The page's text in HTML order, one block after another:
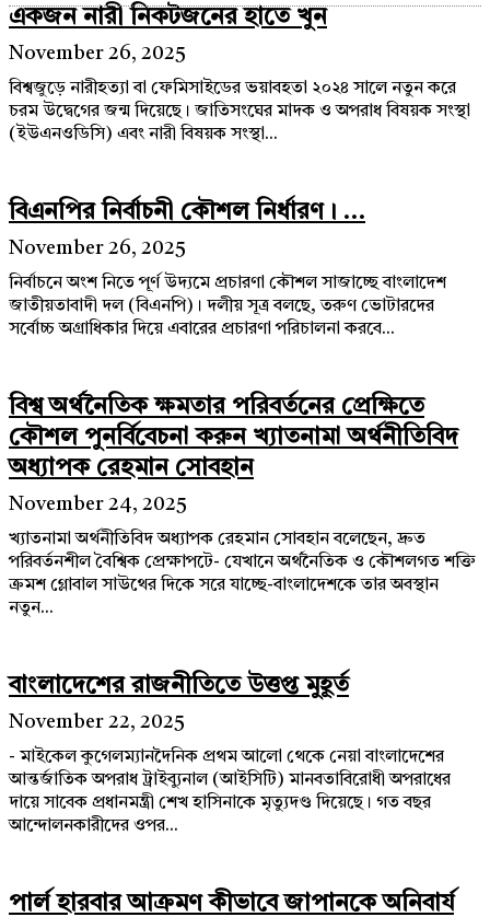
একজন নারী নিকটজনের হাতে খুন
November 26, 2025
বিশ্বজুড়ে নারীহত্যা বা ফেমিসাইডের ভয়াবহতা ২০২৪ সালে নতুন করে
চরম উদ্বেগের জন্ম দিয়েছে। জাতিসংঘের মাদক ও অপরাধ বিষয়ক সংস্থা
(ইউএনওডিসি) এবং নারী বিষয়ক সংস্থা...
বিএনপির নির্বাচনী কৌশল নির্ধারণ। ...
November 26, 2025
নির্বাচনে অংশ নিতে পূর্ণ উদ্যমে প্রচারণা কৌশল সাজাচ্ছে বাংলাদেশ
জাতীয়তাবাদী দল (বিএনপি)। দলীয় সূত্র বলছে, তরুণ ভোটারদের
সর্বোচ্চ অগ্রাধিকার দিয়ে এবারের প্রচারণা পরিচালনা করবে...
বিশ্ব অর্থনৈতিক ক্ষমতার পরিবর্তনের প্রেক্ষিতে
কৌশল পুনর্বিবেচনা করুন খ্যাতনামা অর্থনীতিবিদ
অধ্যাপক রেহমান সোবহান
November 24, 2025
খ্যাতনামা অর্থনীতিবিদ অধ্যাপক রেহমান সোবহান বলেছেন, দ্রুত
পরিবর্তনশীল বৈশ্বিক প্রেক্ষাপটে- যেখানে অর্থনৈতিক ও কৌশলগত শক্তি
ক্রমশ গ্লোবাল সাউথের দিকে সরে যাচ্ছে-বাংলাদেশকে তার অবস্থান
নতুন...
বাংলাদেশের রাজনীতিতে উত্তপ্ত মুহূর্ত
November 22, 2025
- মাইকেল কুগেলম্যানদৈনিক প্রথম আলো থেকে নেয়া বাংলাদেশের
আন্তর্জাতিক অপরাধ ট্রাইব্যুনাল (আইসিটি) মানবতাবিরোধী অপরাধের
দায়ে সাবেক প্রধানমন্ত্রী শেখ হাসিনাকে মৃত্যুদণ্ড দিয়েছে। গত বছর
আন্দোলনকারীদের ওপর...
পার্ল হারবার আক্রমণ কীভাবে জাপানকে অনিবার্য